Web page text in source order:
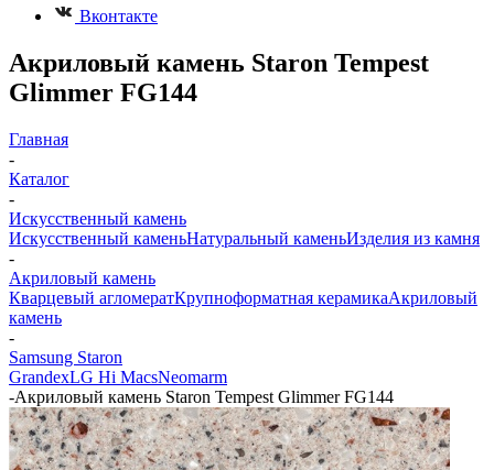
Вконтакте
Акриловый камень Staron Tempest
Glimmer FG144
Главная
-
Каталог
-
Искусственный камень
Искусственный каменьНатуральный каменьИзделия из камня
-
Акриловый камень
Кварцевый агломератКрупноформатная керамикаАкриловый
камень
-
Samsung Staron
GrandexLG Hi MacsNeomarm
-Акриловый камень Staron Tempest Glimmer FG144